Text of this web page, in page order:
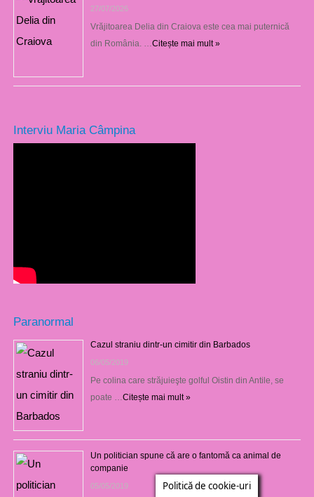
27/07/2026
Vrăjitoarea Delia din Craiova este cea mai puternică
din România. … Citește mai mult »
Interviu Maria Câmpina
Paranormal
Cazul straniu dintr-un cimitir din Barbados
06/05/2019
Pe colina care străjuieşte golful Oistin din Antile, se
poate … Citește mai mult »
Un politician spune că are o fantomă ca animal de
companie
05/05/2019 Politică de cookie-uri